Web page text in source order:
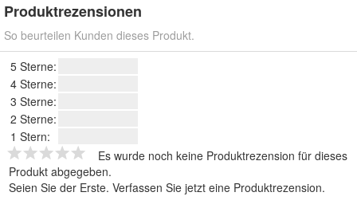
Produktrezensionen
So beurteilen Kunden dieses Produkt.
5 Sterne:
4 Sterne:
3 Sterne:
2 Sterne:
1 Stern:
Es wurde noch keine Produktrezension für dieses
Produkt abgegeben.
Seien Sie der Erste. Verfassen Sie jetzt eine Produktrezension.